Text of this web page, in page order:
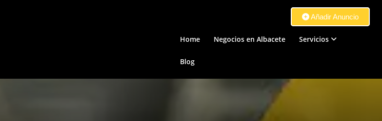
Añadir Anuncio
Home Negocios en Albacete Servicios
Blog